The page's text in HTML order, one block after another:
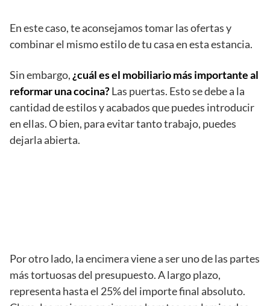
En este caso, te aconsejamos tomar las ofertas y
combinar el mismo estilo de tu casa en esta estancia.
Sin embargo, ¿cuál es el mobiliario más importante al
reformar una cocina?Las puertas. Esto se debe a la
cantidad de estilos y acabados que puedes introducir
en ellas. O bien, para evitar tanto trabajo, puedes
dejarla abierta.
Por otro lado, la encimera viene a ser uno de las partes
más tortuosas del presupuesto. A largo plazo,
representa hasta el 25% del importe final absoluto.